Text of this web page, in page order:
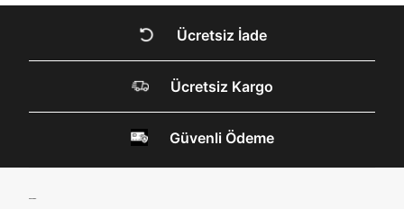
MİSİNİZ?
Hangi bölgede alışveriş yapmak istersin?
Ücretsiz İade
Ücretsiz Kargo
Güvenli Ödeme